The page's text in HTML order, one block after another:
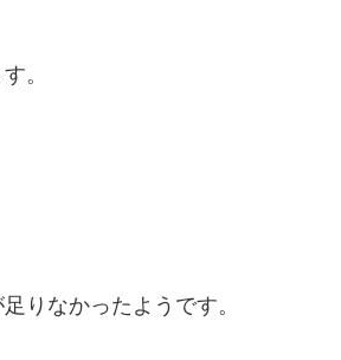
。
りなかったようです。